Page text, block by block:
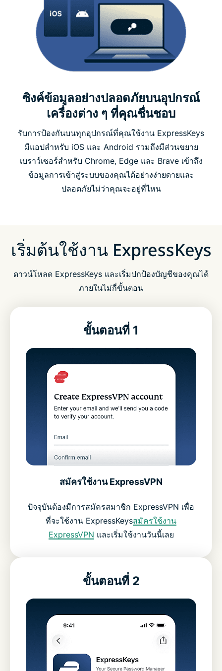
ซิงค์ข้อมูลอย่างปลอดภัยบนอุปกรณ์
เครื่องต่าง ๆ ที่คุณชื่นชอบ
รับการป้องกันบนทุกอุปกรณ์ที่คุณใช้งาน ExpressKeys
มีแอปสำหรับ iOS และ Android รวมถึงมีส่วนขยาย
เบราว์เซอร์สำหรับ Chrome, Edge และ Brave เข้าถึง
ข้อมูลการเข้าสู่ระบบของคุณได้อย่างง่ายดายและ
ปลอดภัยไม่ว่าคุณจะอยู่ที่ไหน
เริ่มต้นใช้งาน ExpressKeys
ดาวน์โหลด ExpressKeys และเริ่มปกป้องบัญชีของคุณได้
ภายในไม่กี่ขั้นตอน
ขั้นตอนที่ 1
สมัครใช้งาน ExpressVPN
ปัจจุบันต้องมีการสมัครสมาชิก ExpressVPN เพื่อ
ที่จะใช้งาน ExpressKeysสมัครใช้งาน
ExpressVPN และเริ่มใช้งานวันนี้เลย
ขั้นตอนที่ 2